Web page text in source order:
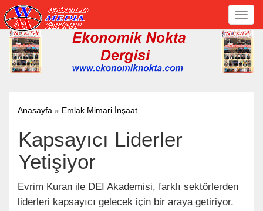
Anasayfa » Emlak Mimari İnşaat
Kapsayıcı Liderler
Yetişiyor
Evrim Kuran ile DEI Akademisi, farklı sektörlerden
liderleri kapsayıcı gelecek için bir araya getiriyor.